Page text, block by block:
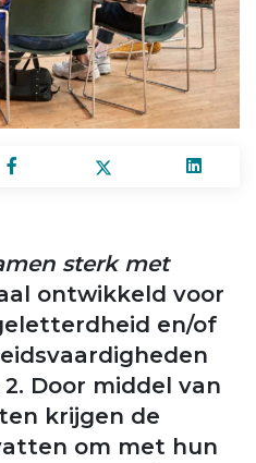
sterk met
ontwikkeld voor
en/of
Door middel van
krijgen de
om met hun